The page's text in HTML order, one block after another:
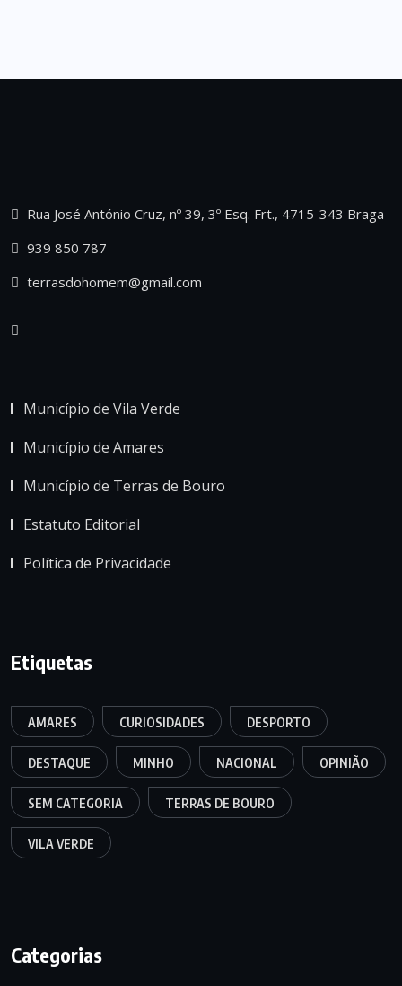
Rua José António Cruz, nº 39, 3º Esq. Frt., 4715-343 Braga
939 850 787
terrasdohomem@gmail.com
Município de Vila Verde
Município de Amares
Município de Terras de Bouro
Estatuto Editorial
Política de Privacidade
Etiquetas
AMARES CURIOSIDADES DESPORTO
DESTAQUE MINHO NACIONAL OPINIÃO
SEM CATEGORIA TERRAS DE BOURO
VILA VERDE
Categorias